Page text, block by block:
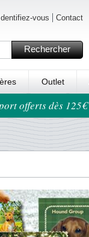
vous Contact
Rechercher
Outlet
offerts dès